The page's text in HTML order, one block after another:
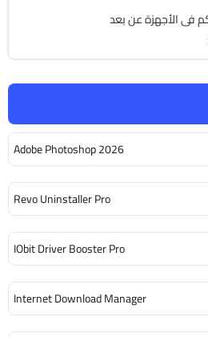
Adobe Photoshop 2026
Revo Uninstaller Pro
IObit Driver Booster Pro
Internet Download Manager